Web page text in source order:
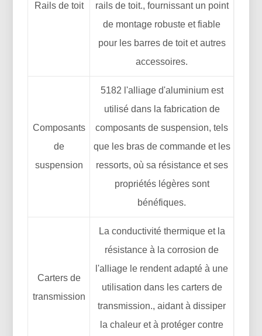
Rails de toit
rails de toit., fournissant un point
de montage robuste et fiable
pour les barres de toit et autres
accessoires.
Composants
de
suspension
5182 l'alliage d'aluminium est
utilisé dans la fabrication de
composants de suspension, tels
que les bras de commande et les
ressorts, où sa résistance et ses
propriétés légères sont
bénéfiques.
Carters de
transmission
La conductivité thermique et la
résistance à la corrosion de
l'alliage le rendent adapté à une
utilisation dans les carters de
transmission., aidant à dissiper
la chaleur et à protéger contre